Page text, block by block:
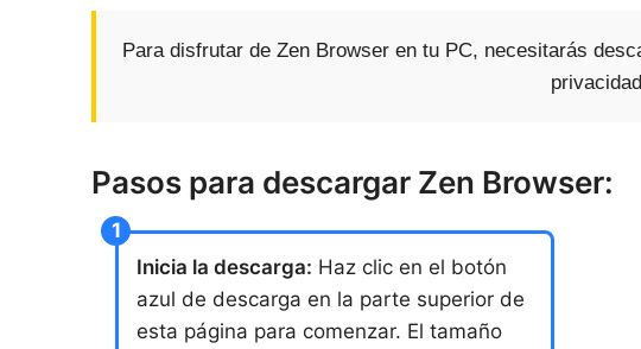
Para disfrutar de Zen Browser en tu PC, necesitarás
Pasos para descargar Zen Browser:
Inicia la descarga: Haz clic en el botón
azul de descarga en la parte superior de
esta página para comenzar. El tamaño